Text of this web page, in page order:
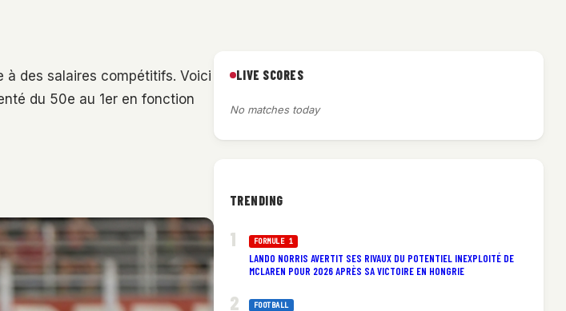
à des salaires compétitifs. Voici
du 50e au 1er en fonction
LIVE SCORES
No matches today
TRENDING
FORMULE 1
LANDO NORRIS AVERTIT SES RIVAUX DU POTENTIEL INEXPLOITÉ DE
MCLAREN POUR 2026 APRÈS SA VICTOIRE EN HONGRIE
FOOTBALL